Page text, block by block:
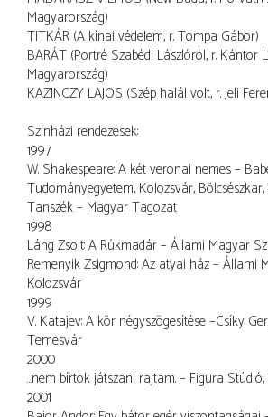
Magyarország)
TITKÁR (A kínai védelem, r. Tompa Gábor)
BARÁT (Portré Szabédi Lászlóról, r. Kántor
Magyarország)
KAZINCZY LAJOS (Szép halál volt, r. Jeli
Színházi rendezések:
1997
W. Shakespeare: A két veronai nemes –
Tudományegyetem, Kolozsvár,
Tanszék – Magyar Tagozat
1998
Láng Zsolt: A Rúkmadár – Állami Magyar
Remenyik Zsigmond: Az atyai ház – Állami
Kolozsvár
1999
V. Katajev: A kör négyszögesítése –Csíky
Temesvár
2000
…nem bírtok játszani rajtam. – Figura
2001